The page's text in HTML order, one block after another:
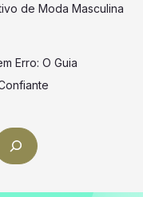
de Moda Masculina
Erro: O Guia